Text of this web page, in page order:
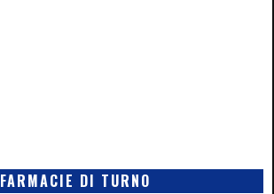
FARMACIE DI TURNO